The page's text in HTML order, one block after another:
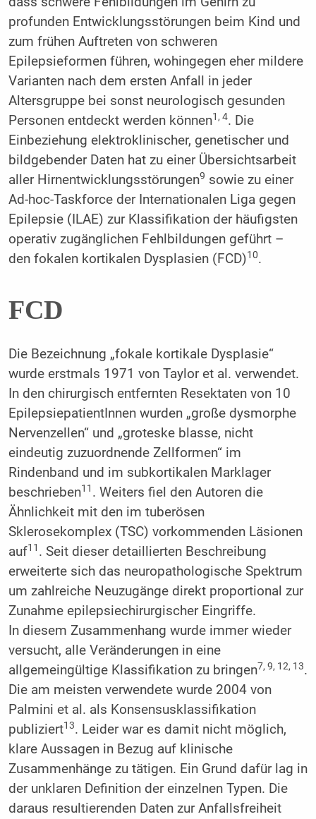
profunden Entwicklungsstörungen beim Kind und
zum frühen Auftreten von schweren
Epilepsieformen führen, wohingegen eher mildere
Varianten nach dem ersten Anfall in jeder
Altersgruppe bei sonst neurologisch gesunden
Personen entdeckt werden können1, 4. Die
Einbeziehung elektroklinischer, genetischer und
bildgebender Daten hat zu einer Übersichtsarbeit
aller Hirnentwicklungsstörungen9 sowie zu einer
Ad-hoc-Taskforce der Internationalen Liga gegen
Epilepsie (ILAE) zur Klassifikation der häufigsten
operativ zugänglichen Fehlbildungen geführt –
den fokalen kortikalen Dysplasien (FCD)10.
FCD
Die Bezeichnung „fokale kortikale Dysplasie“
wurde erstmals 1971 von Taylor et al. verwendet.
In den chirurgisch entfernten Resektaten von 10
EpilepsiepatientInnen wurden „große dysmorphe
Nervenzellen“ und „groteske blasse, nicht
eindeutig zuzuordnende Zellformen“ im
Rindenband und im subkortikalen Marklager
beschrieben11 . Weiters fiel den Autoren die
Ähnlichkeit mit den im tuberösen
Sklerosekomplex (TSC) vorkommenden Läsionen
auf11 . Seit dieser detaillierten Beschreibung
erweiterte sich das neuropathologische Spektrum
um zahlreiche Neuzugänge direkt proportional zur
Zunahme epilepsiechirurgischer Eingriffe.
In diesem Zusammenhang wurde immer wieder
versucht, alle Veränderungen in eine
allgemeingültige Klassifikation zu bringen7, 9, 12, 13.
Die am meisten verwendete wurde 2004 von
Palmini et al. als Konsensusklassifikation
publiziert13. Leider war es damit nicht möglich,
klare Aussagen in Bezug auf klinische
Zusammenhänge zu tätigen. Ein Grund dafür lag in
der unklaren Definition der einzelnen Typen. Die
daraus resultierenden Daten zur Anfallsfreiheit